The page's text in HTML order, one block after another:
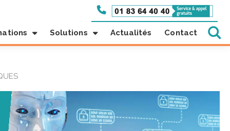
Solutions Actualités Contact